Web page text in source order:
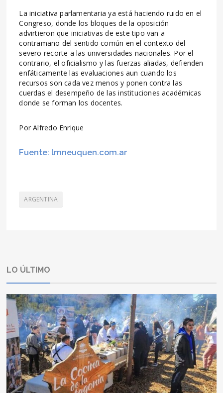
La iniciativa parlamentaria ya está haciendo ruido en el
Congreso, donde los bloques de la oposición
advirtieron que iniciativas de este tipo van a
contramano del sentido común en el contexto del
severo recorte a las universidades nacionales. Por el
contrario, el oficialismo y las fuerzas aliadas, defienden
enfáticamente las evaluaciones aun cuando los
recursos son cada vez menos y ponen contra las
cuerdas el desempeño de las instituciones académicas
donde se forman los docentes.
Por Alfredo Enrique
Fuente: lmneuquen.com.ar
ARGENTINA
LO ÚLTIMO